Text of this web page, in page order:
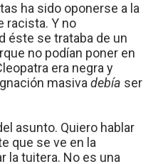
ha sido oponerse a la
racista. Y no
éste se trataba de un
no podían poner en
era negra y
masiva debía ser
asunto. Quiero hablar
que se ve en la
la tuitera. No es una